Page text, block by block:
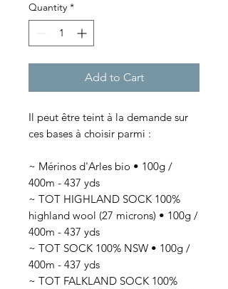
Quantity *
Add to Cart
Il peut être teint à la demande sur
ces bases à choisir parmi :
~ Mérinos d'Arles bio • 100g /
400m - 437 yds
~ TOT HIGHLAND SOCK 100%
highland wool (27 microns) • 100g /
400m - 437 yds
~ TOT SOCK 100% NSW • 100g /
400m - 437 yds
~ TOT FALKLAND SOCK 100%